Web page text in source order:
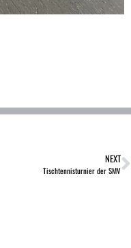
NEXT
Tischtennisturnier der SMV